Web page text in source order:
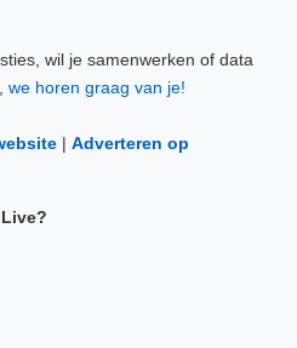
wil je samenwerken of data
we horen graag van je!
| Adverteren op